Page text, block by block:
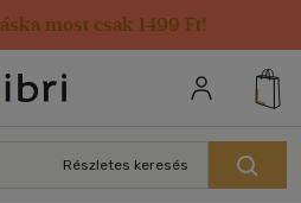
most csak 1499 Ft!
adatai
Részletes keresés